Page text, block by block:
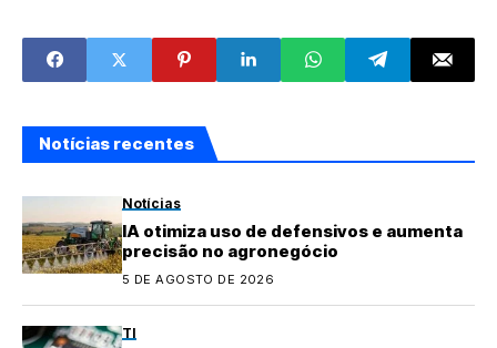
Notícias recentes
Notícias
IA otimiza uso de defensivos e aumenta
precisão no agronegócio
5 DE AGOSTO DE 2026
TI